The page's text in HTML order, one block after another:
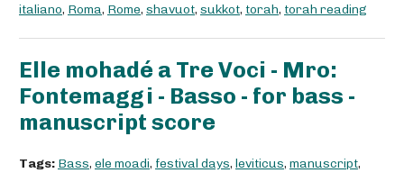
italiano, Roma, Rome, shavuot, sukkot, torah, torah reading
Elle mohadé a Tre Voci - Mro:
Fontemaggi - Basso - for bass -
manuscript score
Tags: Bass, ele moadi, festival days, leviticus, manuscript,